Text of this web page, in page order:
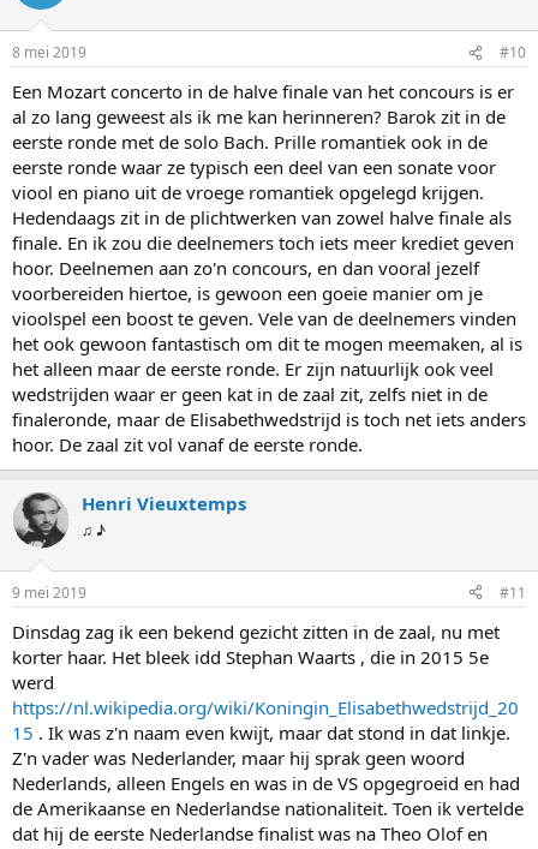
8 mei 2019 #10
Een Mozart concerto in de halve finale van het concours is er
al zo lang geweest als ik me kan herinneren? Barok zit in de
eerste ronde met de solo Bach. Prille romantiek ook in de
eerste ronde waar ze typisch een deel van een sonate voor
viool en piano uit de vroege romantiek opgelegd krijgen.
Hedendaags zit in de plichtwerken van zowel halve finale als
finale. En ik zou die deelnemers toch iets meer krediet geven
hoor. Deelnemen aan zo'n concours, en dan vooral jezelf
voorbereiden hiertoe, is gewoon een goeie manier om je
vioolspel een boost te geven. Vele van de deelnemers vinden
het ook gewoon fantastisch om dit te mogen meemaken, al is
het alleen maar de eerste ronde. Er zijn natuurlijk ook veel
wedstrijden waar er geen kat in de zaal zit, zelfs niet in de
finaleronde, maar de Elisabethwedstrijd is toch net iets anders
hoor. De zaal zit vol vanaf de eerste ronde.
Henri Vieuxtemps
♫ ♪
9 mei 2019 #11
Dinsdag zag ik een bekend gezicht zitten in de zaal, nu met
korter haar. Het bleek idd Stephan Waarts , die in 2015 5e
werd
https://nl.wikipedia.org/wiki/Koningin_Elisabethwedstrijd_20
15 . Ik was z'n naam even kwijt, maar dat stond in dat linkje.
Z'n vader was Nederlander, maar hij sprak geen woord
Nederlands, alleen Engels en was in de VS opgegroeid en had
de Amerikaanse en Nederlandse nationaliteit. Toen ik vertelde
dat hij de eerste Nederlandse finalist was na Theo Olof en